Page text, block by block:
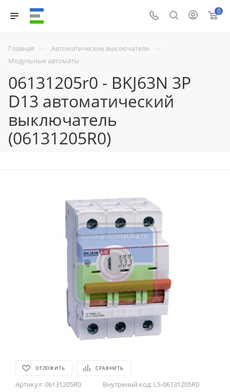
0
Главная — Автоматические выключатели —
Модульные автоматы
06131205r0 - BKJ63N 3P
D13 автоматический
выключатель
(06131205R0)
ОТЛОЖИТЬ СРАВНИТЬ
Артикул:06131205R0 Внутрений код: LS-06131205R0